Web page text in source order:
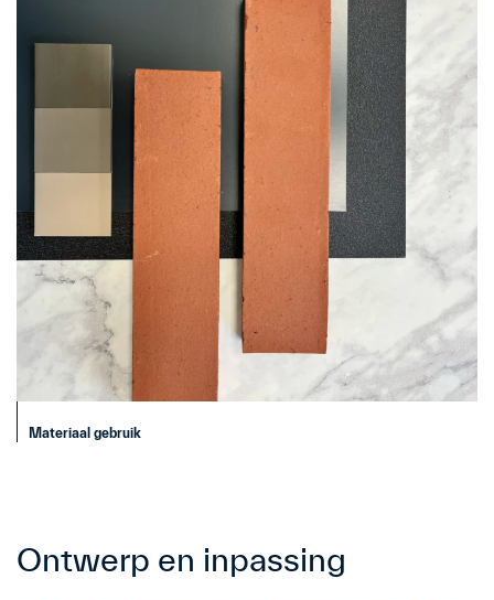
Materiaal gebruik
Ontwerp en inpassing